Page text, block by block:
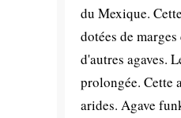
du Mexique.
dotées de
d'autres agaves.
prolongée. Cette
arides. Agave